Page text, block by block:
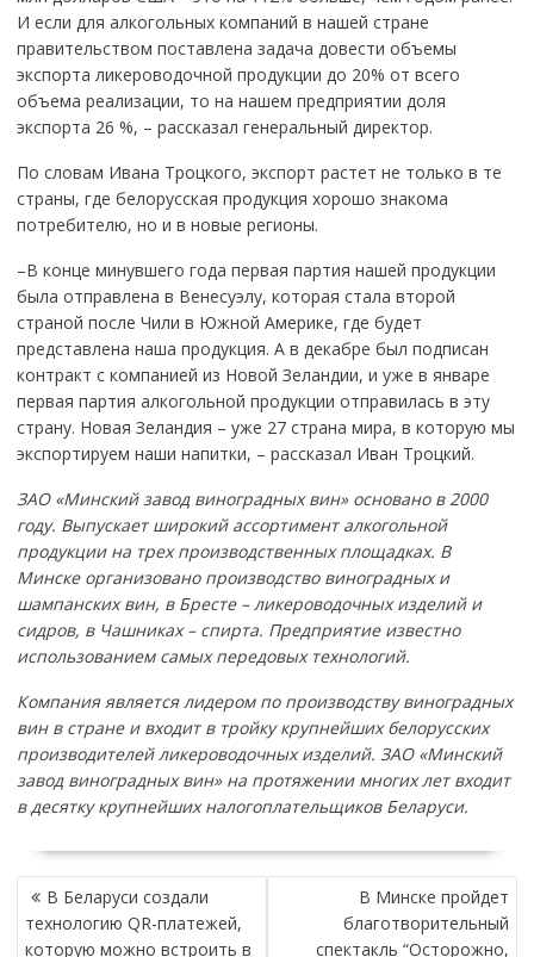
И если для алкогольных компаний в нашей стране
правительством поставлена задача довести объемы
экспорта ликероводочной продукции до 20% от всего
объема реализации, то на нашем предприятии доля
экспорта 26 %, – рассказал генеральный директор.
По словам Ивана Троцкого, экспорт растет не только в те
страны, где белорусская продукция хорошо знакома
потребителю, но и в новые регионы.
–В конце минувшего года первая партия нашей продукции
была отправлена в Венесуэлу, которая стала второй
страной после Чили в Южной Америке, где будет
представлена наша продукция. А в декабре был подписан
контракт с компанией из Новой Зеландии, и уже в январе
первая партия алкогольной продукции отправилась в эту
страну. Новая Зеландия – уже 27 страна мира, в которую мы
экспортируем наши напитки, – рассказал Иван Троцкий.
ЗАО «Минский завод виноградных вин» основано в 2000
году. Выпускает широкий ассортимент алкогольной
продукции на трех производственных площадках. В
Минске организовано производство виноградных и
шампанских вин, в Бресте – ликероводочных изделий и
сидров, в Чашниках – спирта. Предприятие известно
использованием самых передовых технологий.
Компания является лидером по производству виноградных
вин в стране и входит в тройку крупнейших белорусских
производителей ликероводочных изделий. ЗАО «Минский
завод виноградных вин» на протяжении многих лет входит
в десятку крупнейших налогоплательщиков Беларуси.
НАВИГАЦИЯ
ПО
ЗАПИСЯМ
В Беларуси создали
технологию QR-платежей,
которую можно встроить в
В Минске пройдет
благотворительный
спектакль “Осторожно,